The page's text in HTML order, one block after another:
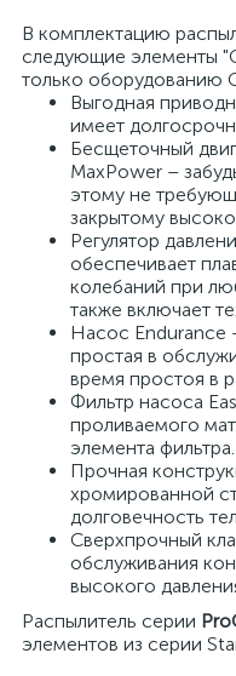
В комплектацию
следующие элементы
только оборудованию
Выгодная
имеет
Бесщеточный
MaxPower –
этому не
закрытому
Регулятор
обеспечивает
колебаний при
также включает
Насос Endurance
простая в
время простоя в
Фильтр насоса
проливаемого
элемента фильтра.
Прочная
хромированной
долговечность
Сверхпрочный
обслуживания
высокого
Распылитель серии
элементов из серии